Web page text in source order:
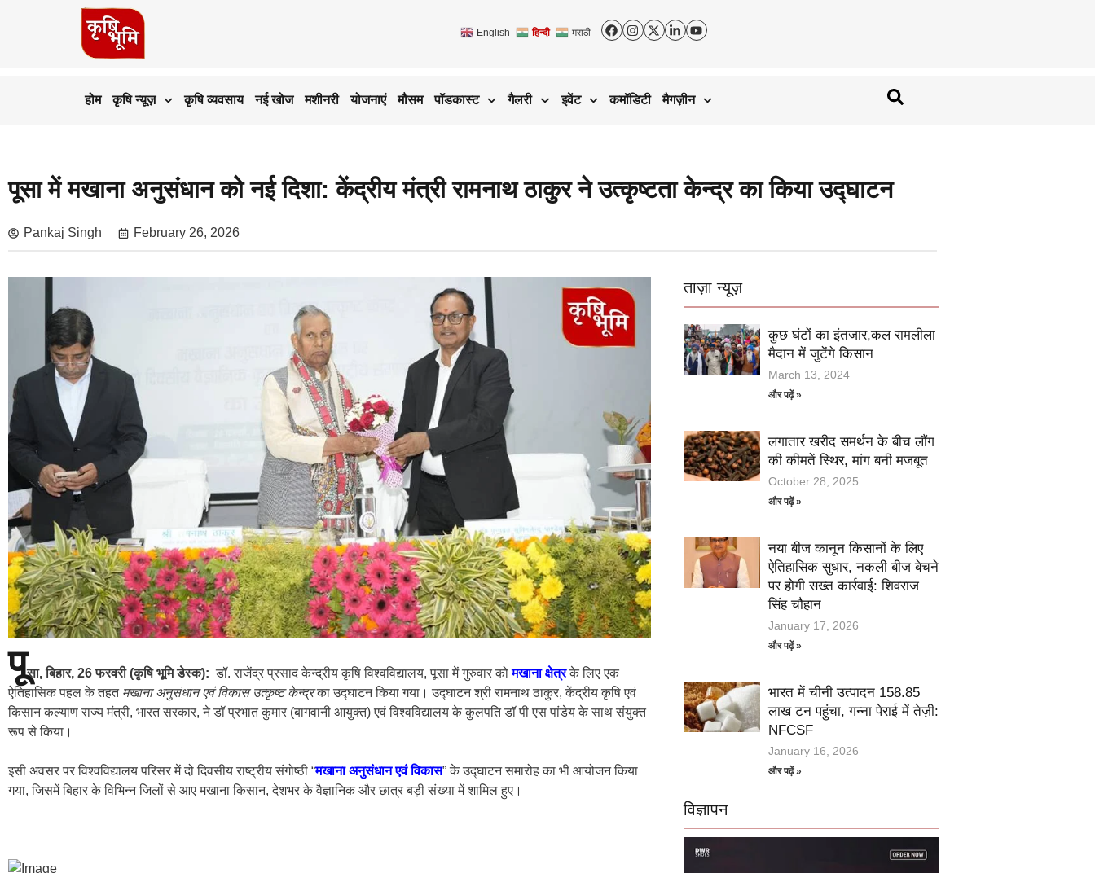
English हिन्दी मराठी
होम कृषि न्यूज़ कृषि व्यवसाय नई खोज मशीनरी योजनाएं मौसम पॉडकास्ट गैलरी इवेंट कमॉडिटी मैगज़ीन
पूसा में मखाना अनुसंधान को नई दिशा: केंद्रीय मंत्री रामनाथ ठाकुर ने उत्कृष्टता केन्द्र का किया उद्घाटन
Pankaj Singh February 26, 2026
पूसा, बिहार, 26 फरवरी (कृषि भूमि डेस्क): डॉ. राजेंद्र प्रसाद केन्द्रीय कृषि विश्वविद्यालय, पूसा में गुरुवार कोमखाना क्षेत्रके लिए एक
ऐतिहासिक पहल के तहत मखाना अनुसंधान एवं विकास उत्कृष्ट केन्द्रका उद्घाटन किया गया। उद्घाटन श्री रामनाथ ठाकुर, केंद्रीय कृषि एवं
किसान कल्याण राज्य मंत्री, भारत सरकार, ने डॉ प्रभात कुमार (बागवानी आयुक्त) एवं विश्वविद्यालय के कुलपति डॉ पी एस पांडेय के साथ संयुक्त
रूप से किया।
इसी अवसर पर विश्वविद्यालय परिसर में दो दिवसीय राष्ट्रीय संगोष्ठी “मखाना अनुसंधान एवं विकास” के उद्घाटन समारोह का भी आयोजन किया
गया, जिसमें बिहार के विभिन्न जिलों से आए मखाना किसान, देशभर के वैज्ञानिक और छात्र बड़ी संख्या में शामिल हुए।
ताज़ा न्यूज़
कुछ घंटों का इंतजार,कल रामलीला
मैदान में जुटेंगे किसान
March 13, 2024
और पढ़ें »
लगातार खरीद समर्थन के बीच लौंग
की कीमतें स्थिर, मांग बनी मजबूत
October 28, 2025
और पढ़ें »
नया बीज कानून किसानों के लिए
ऐतिहासिक सुधार, नकली बीज बेचने
पर होगी सख्त कार्रवाई: शिवराज
सिंह चौहान
January 17, 2026
और पढ़ें »
भारत में चीनी उत्पादन 158.85
लाख टन पहुंचा, गन्ना पेराई में तेज़ी:
NFCSF
January 16, 2026
और पढ़ें »
विज्ञापन